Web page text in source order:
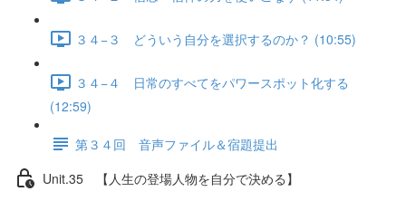
３４−３ どういう自分を選択するのか？ (10:55)
３４−４ 日常のすべてをパワースポット化する
(12:59)
第３４回 音声ファイル＆宿題提出
Unit.35 【人生の登場人物を自分で決める】